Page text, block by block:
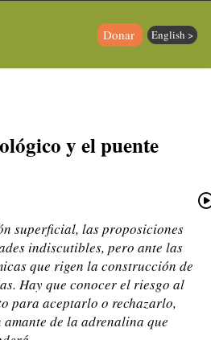
Donar English >
y el puente
superficial, las proposiciones
indiscutibles, pero ante las
que rigen la construcción de
Hay que conocer el riesgo al
para aceptarlo o rechazarlo,
de la adrenalina que